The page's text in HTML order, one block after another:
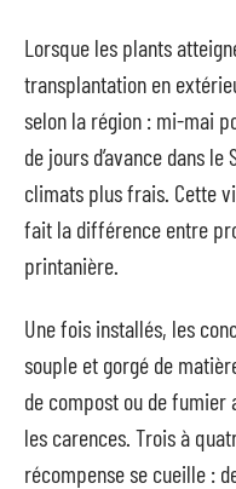
Lorsque les plants
transplantation en
selon la région : mi-mai
de jours d’avance dans le
climats plus frais. Cette
fait la différence entre
printanière.
Une fois installés, les
souple et gorgé de
de compost ou de
les carences. Trois à
récompense se cueille :